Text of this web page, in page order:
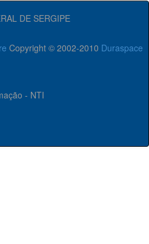
DE SERGIPE
Copyright © 2002-2010 Duraspace
- NTI